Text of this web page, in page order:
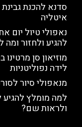
סדנא להכנת גבינת
איטליה
נאפולי טיול יום
להגיע ולחזור ומה
מוזיאון סן
לידה נפוליטניות
מנאפולי סיור
למה מומלץ להגיע
ולראות שם?